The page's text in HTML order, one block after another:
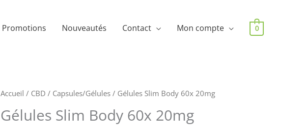
Promotions Nouveautés Contact Mon compte 0
Accueil / CBD / Capsules/Gélules / Gélules Slim Body 60x 20mg
Gélules Slim Body 60x 20mg